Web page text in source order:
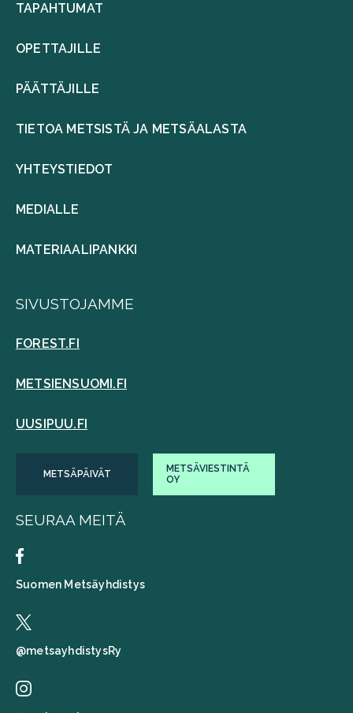
TAPAHTUMAT
OPETTAJILLE
PÄÄTTÄJILLE
TIETOA METSISTÄ JA METSÄALASTA
YHTEYSTIEDOT
MEDIALLE
MATERIAALIPANKKI
SIVUSTOJAMME
FOREST.FI
METSIENSUOMI.FI
UUSIPUU.FI
METSÄPÄIVÄT
METSÄVIESTINTÄ
OY
SEURAA MEITÄ
Suomen Metsäyhdistys
@metsayhdistysRy